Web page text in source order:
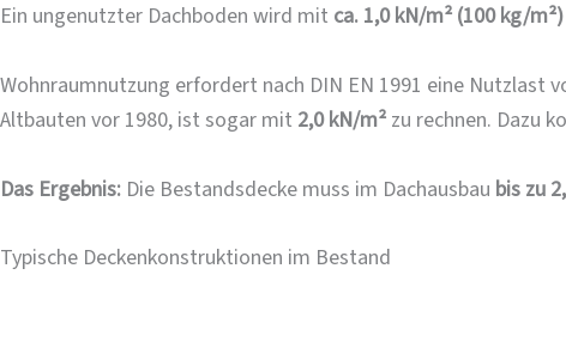
Ein ungenutzter Dachboden wird mit ca. 1,0 kN/m² (100 kg/m²)
Wohnraumnutzung erfordert nach DIN EN 1991 eine Nutzlast
Altbauten vor 1980, ist sogar mit 2,0 kN/m² zu rechnen. Dazu
Das Ergebnis: Die Bestandsdecke muss im Dachausbau bis zu
Typische Deckenkonstruktionen im Bestand